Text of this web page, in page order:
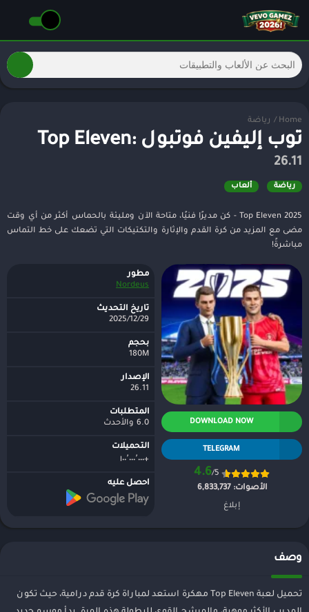
Home
/ رياضة
توب إليفين فوتبول :Top Eleven
26.11
رياضة ألعاب
Top Eleven 2025 - كن مديرًا فنيًا، متاحة الآن ومليئة بالحماس أكثر من أي وقت
مضى مع المزيد من كرة القدم والإثارة والتكتيكات التي تضعك على خط التماس
مباشرةً!
DOWNLOAD NOW
TELEGRAM
4.6/5
الأصوات:6,833,737
إبلاغ
مطور
Nordeus
تاريخ التحديث
2025/12/29
بحجم
180M
الإصدار
26.11
المتطلبات
6.0 والأحدث
التحميلات
+١٠٠٬٠٠٠٬٠٠٠
احصل عليه
وصف
تحميل لعبة Top Eleven مهكرة استعد لمباراة كرة قدم درامية، حيث تكون